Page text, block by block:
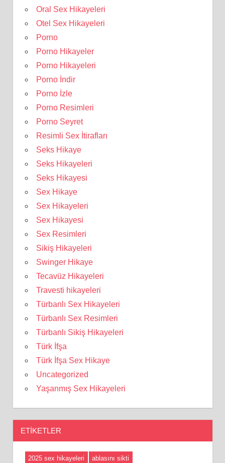
Oral Sex Hikayeleri
Otel Sex Hikayeleri
Porno
Porno Hikayeler
Porno Hikayeleri
Porno İndir
Porno İzle
Porno Resimleri
Porno Seyret
Resimli Sex İtirafları
Seks Hikaye
Seks Hikayeleri
Seks Hikayesi
Sex Hikaye
Sex Hikayeleri
Sex Hikayesi
Sex Resimleri
Sikiş Hikayeleri
Swinger Hikaye
Tecavüz Hikayeleri
Travesti hikayeleri
Türbanlı Sex Hikayeleri
Türbanlı Sex Resimleri
Türbanlı Sikiş Hikayeleri
Türk İfşa
Türk İfşa Sex Hikaye
Uncategorized
Yaşanmış Sex Hikayeleri
ETIKETLER
2025 sex hikayeleri
ablasını sikti